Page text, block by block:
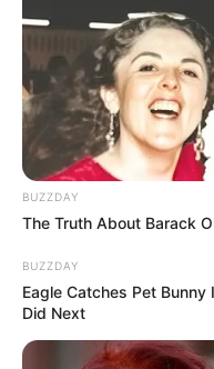
BUZZDAY
The Truth About Barack
BUZZDAY
Eagle Catches Pet
Did Next